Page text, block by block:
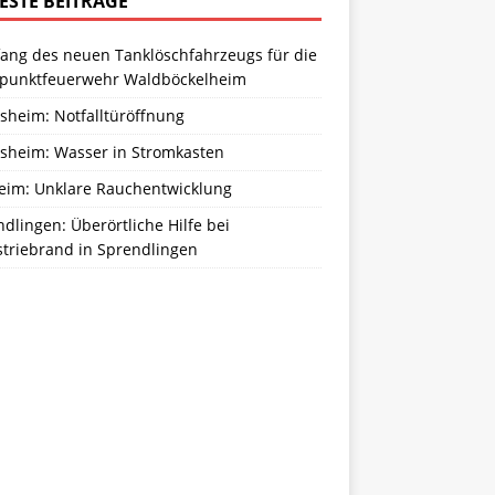
des neuen Tanklöschfahrzeugs für die
Waldböckelheim
Notfalltüröffnung
Wasser in Stromkasten
Unklare Rauchentwicklung
Überörtliche Hilfe bei
in Sprendlingen